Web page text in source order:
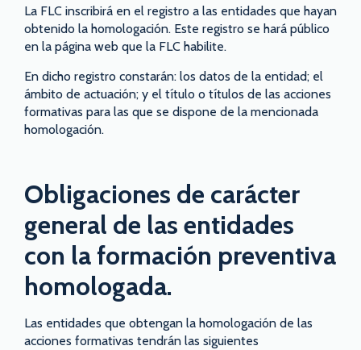
La FLC inscribirá en el registro a las entidades que hayan
obtenido la homologación. Este registro se hará público
en la página web que la FLC habilite.
En dicho registro constarán: los datos de la entidad; el
ámbito de actuación; y el título o títulos de las acciones
formativas para las que se dispone de la mencionada
homologación.
Obligaciones de carácter
general de las entidades
con la formación preventiva
homologada.
Las entidades que obtengan la homologación de las
acciones formativas tendrán las siguientes